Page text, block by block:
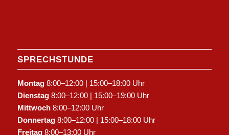
SPRECHSTUNDE
Montag8:00–12:00 | 15:00–18:00 Uhr
Dienstag8:00–12:00 | 15:00–19:00 Uhr
Mittwoch8:00–12:00 Uhr
Donnertag8:00–12:00 | 15:00–18:00 Uhr
Freitag8:00–13:00 Uhr